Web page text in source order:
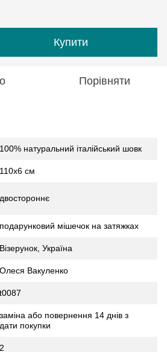
Купити
Порівняти
100% натуральний італійський шовк
110x6 см
двостороннє
подарунковий мішечок на затяжках
Візерунок, Україна
Олеся Вакуленко
t0087
заміна або повернення 14 днів з
дати покупки
2